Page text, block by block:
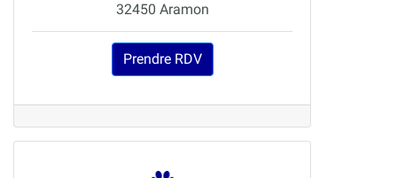
32450 Aramon
Prendre RDV